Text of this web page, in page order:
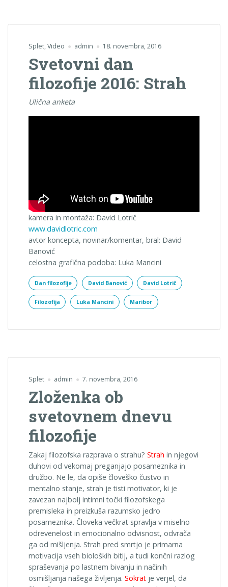
Splet,Video admin 18. novembra, 2016
Svetovni dan
filozofije 2016: Strah
Ulična anketa
kamera in montaža: David Lotrič
www.davidlotric.com
avtor koncepta, novinar/komentar, bral: David
Banović
celostna grafična podoba: Luka Mancini
Dan filozofije David Banović David Lotrič
Filozofija Luka Mancini Maribor
Splet admin 7. novembra, 2016
Zloženka ob
svetovnem dnevu
filozofije
Zakaj filozofska razprava o strahu? Strah in njegovi
duhovi od vekomaj preganjajo posameznika in
družbo. Ne le, da opiše človeško čustvo in
mentalno stanje, strah je tisti motivator, ki je
zavezan najbolj intimni točki filozofskega
premisleka in preizkuša razumsko jedro
posameznika. Človeka večkrat spravlja v miselno
odrevenelost in emocionalno odvisnost, odvrača
ga od mišljenja. Strah pred smrtjo je primarna
motivacija vseh bioloških bitij, a tudi končni razlog
spraševanja po lastnem bivanju in načinih
osmišljanja našega življenja. Sokrat je verjel, da